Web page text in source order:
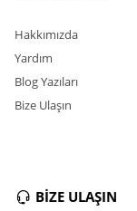
Hakkımızda
Yardım
Blog Yazıları
Bize Ulaşın
BİZE ULAŞIN